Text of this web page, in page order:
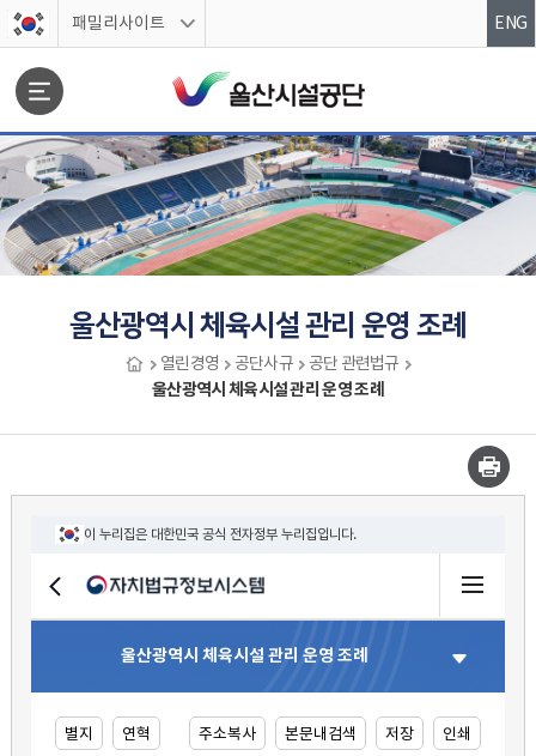
스킵네비게이션
패밀리사이트 ENG
문서위치울산광역시 체육시설 관리 운영 조례
열린경영 공단사규 공단 관련법규
울산광역시 체육시설 관리 운영 조례